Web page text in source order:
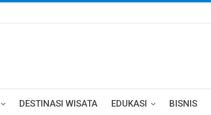
DESTINASI WISATA EDUKASI BISNIS